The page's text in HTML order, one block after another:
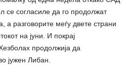
се согласиле да го продолжат
а разговорите меѓу двете страни
на јуни. И покрај
продолжија да
јужен Либан.